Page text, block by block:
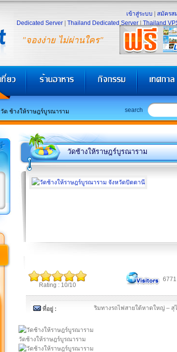
"จองง่าย ไม่ผ่านใคร"
เข้าสู่ระบบ สมัครส
Dedicated Server
Thailand Dedicated Server Thailand
วัด ช้างให้ราษฎร์บูรณาราม search
วัดช้างให้ราษฎร์บูรณาราม
Rating : 10/10
6771
ที่อยู่ : ริมทางรถไฟสายใต้หาดใหญ่ –
วัดช้างให้ราษฎร์บูรณาราม